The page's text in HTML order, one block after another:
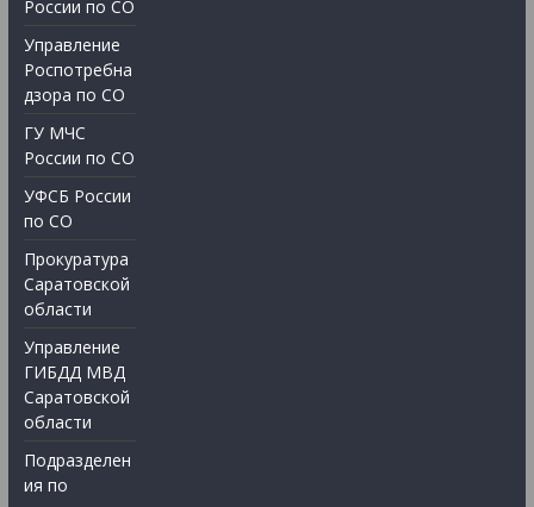
России по СО
Управление
Роспотребна
дзора по СО
ГУ МЧС
России по СО
УФСБ России
по СО
Прокуратура
Саратовской
области
Управление
ГИБДД МВД
Саратовской
области
Подразделен
ия по